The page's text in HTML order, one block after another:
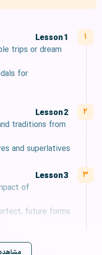
Lesson 1
trips or dream
for
Lesson 2
traditions from
and superlatives
Lesson 3
of
future forms